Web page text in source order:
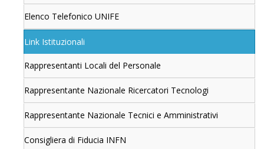
Elenco Telefonico UNIFE
Link Istituzionali
Rappresentanti Locali del Personale
Rappresentante Nazionale Ricercatori Tecnologi
Rappresentante Nazionale Tecnici e Amministrativi
Consigliera di Fiducia INFN